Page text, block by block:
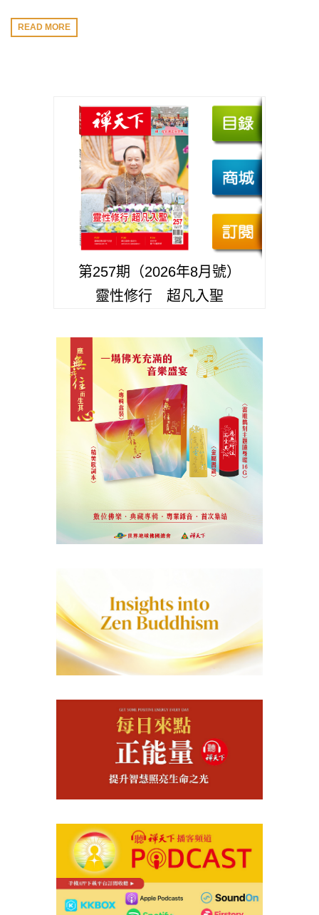
READ MORE
第257期（2026年8月號）
靈性修行 超凡入聖